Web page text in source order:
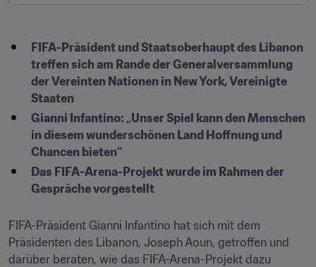
FIFA-Präsident und Staatsoberhaupt des Libanon
treffen sich am Rande der Generalversammlung
der Vereinten Nationen in New York, Vereinigte
Staaten
Gianni Infantino: „Unser Spiel kann den Menschen
in diesem wunderschönen Land Hoffnung und
Chancen bieten“
Das FIFA-Arena-Projekt wurde im Rahmen der
Gespräche vorgestellt
FIFA-Präsident Gianni Infantino hat sich mit dem
Präsidenten des Libanon, Joseph Aoun, getroffen und
darüber beraten, wie das FIFA-Arena-Projekt dazu